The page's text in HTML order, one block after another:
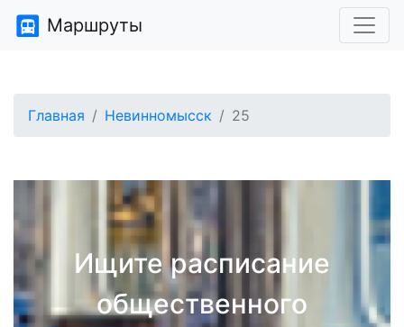
Маршруты
Главная Невинномысск 25
Ищите расписание
общественного